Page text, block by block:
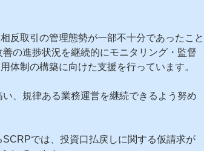
反取引の管理態勢が一部不十分であったこと
の進捗状況を継続的にモニタリング・監督
体制の構築に向けた支援を行っています。
、規律ある業務運営を継続できるよう努め
では、投資口払戻しに関する仮請求が